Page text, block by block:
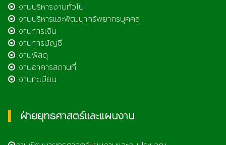
งานบริหารงานทั่วไป
งานบริหารและพัฒนาทรัพยากรบุคคล
งานการเงิน
งานการบัญชี
งานพัสดุ
งานอาคารสถานที่
งานทะเบียน
ฝ่ายยุทธศาสตร์และแผนงาน